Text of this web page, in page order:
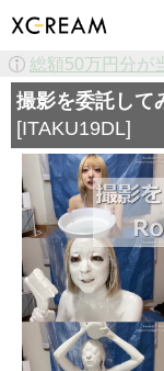
撮影を委託し
[ITAKU19DL]